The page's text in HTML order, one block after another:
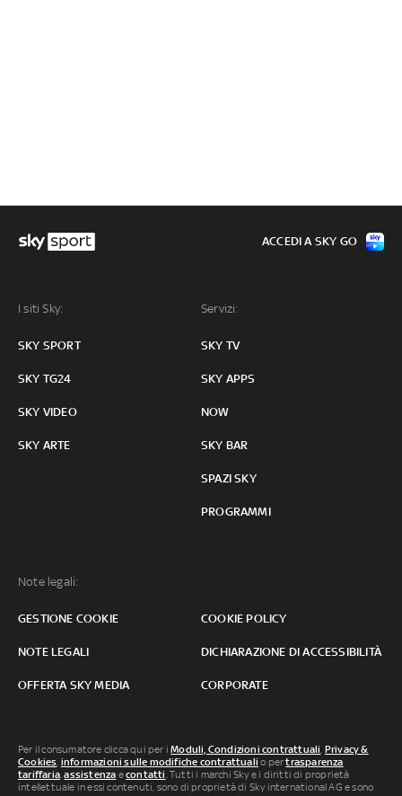
I siti Sky:
SKY SPORT
SKY TG24
SKY VIDEO
SKY ARTE
Servizi:
SKY TV
SKY APPS
NOW
SKY BAR
SPAZI SKY
PROGRAMMI
Note legali:
GESTIONE COOKIE COOKIE POLICY
NOTE LEGALI DICHIARAZIONE DI ACCESSIBILITÀ
OFFERTA SKY MEDIA CORPORATE
ACCEDI A SKY GO
Per il consumatore clicca qui per iModuli, Condizioni contrattuali, Privacy &
Cookies, informazioni sulle modifiche contrattuali o pertrasparenza
tariffaria,assistenza econtatti. Tutti i marchi Sky e i diritti di proprietà
intellettuale in essi contenuti, sono di proprietà di Sky international AG e sono